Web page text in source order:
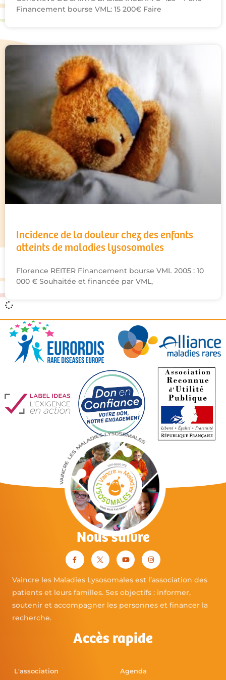
Financement bourse VML: 15 200€ Faire
Incidence de la douleur chez des enfants
atteints de maladies lysosomales
Florence REITER Financement bourse VML 2005 : 10
000 € Souhaitée et financée par VML,
Nous suivre
Vaincre les Maladies Lysosomales est l’association des
patients et leurs familles. Ses objectifs : informer,
soutenir et accompagner les personnes et financer la
recherche.
Accès rapide
L'association Agenda